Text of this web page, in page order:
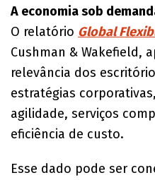
A economia sob
O relatório Global
Cushman & Wakefield,
relevância dos
estratégias
agilidade, serviços
eficiência de custo.
Esse dado pode ser